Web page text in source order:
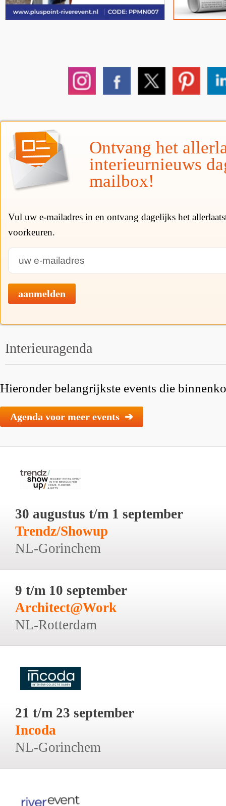
Ontvang het
interieurnieuws
mailbox!
Vul uw e-mailadres in en ontvang dagelijks het
voorkeuren.
aanmelden
Interieuragenda
Hieronder belangrijkste events die
Agenda voor meer events ➔
30 augustus t/m 1 september
Trendz/Showup
NL-Gorinchem
9 t/m 10 september
Architect@Work
NL-Rotterdam
21 t/m 23 september
Incoda
NL-Gorinchem